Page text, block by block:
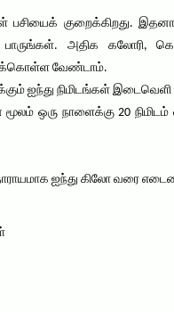
பசியைக் குறைக்கிறது.
அதிக கலோரி,
வேண்டாம்.
ஐந்து நிமிடங்கள்
மூலம் ஒரு நாளைக்கு 20
ஐந்து கிலோ வரை